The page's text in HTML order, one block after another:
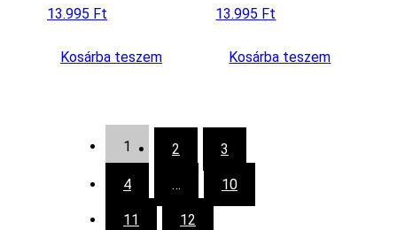
13.995 Ft
Kosárba teszem
13.995 Ft
Kosárba teszem
1 2 3
4 … 10
11 12